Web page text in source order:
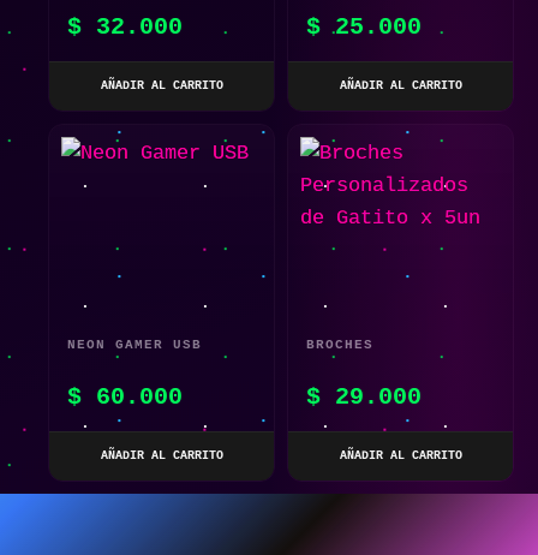
MODEL
$ 32.000
AÑADIR AL CARRITO
$ 25.000
AÑADIR AL CARRITO
NEON GAMER USB
$ 60.000
AÑADIR AL CARRITO
BROCHES
GATITO X 5UN
$ 29.000
AÑADIR AL CARRITO